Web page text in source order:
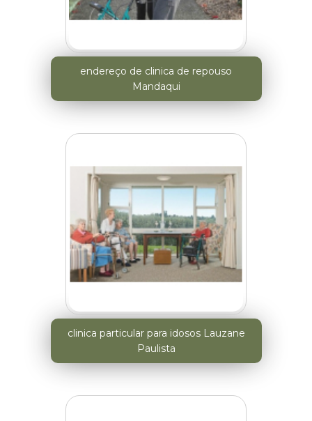
endereço de clinica de repouso
Mandaqui
clinica particular para idosos Lauzane
Paulista